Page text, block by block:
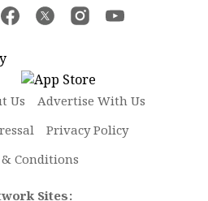
Us
Advertise With Us
Privacy Policy
Conditions